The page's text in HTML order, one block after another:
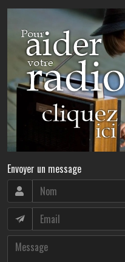
Envoyer un message